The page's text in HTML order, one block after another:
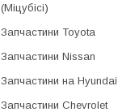
(Міцубісі)
Запчастини Toyota
Запчастини Nissan
Запчастини на Hyundai
Запчастини Chevrolet